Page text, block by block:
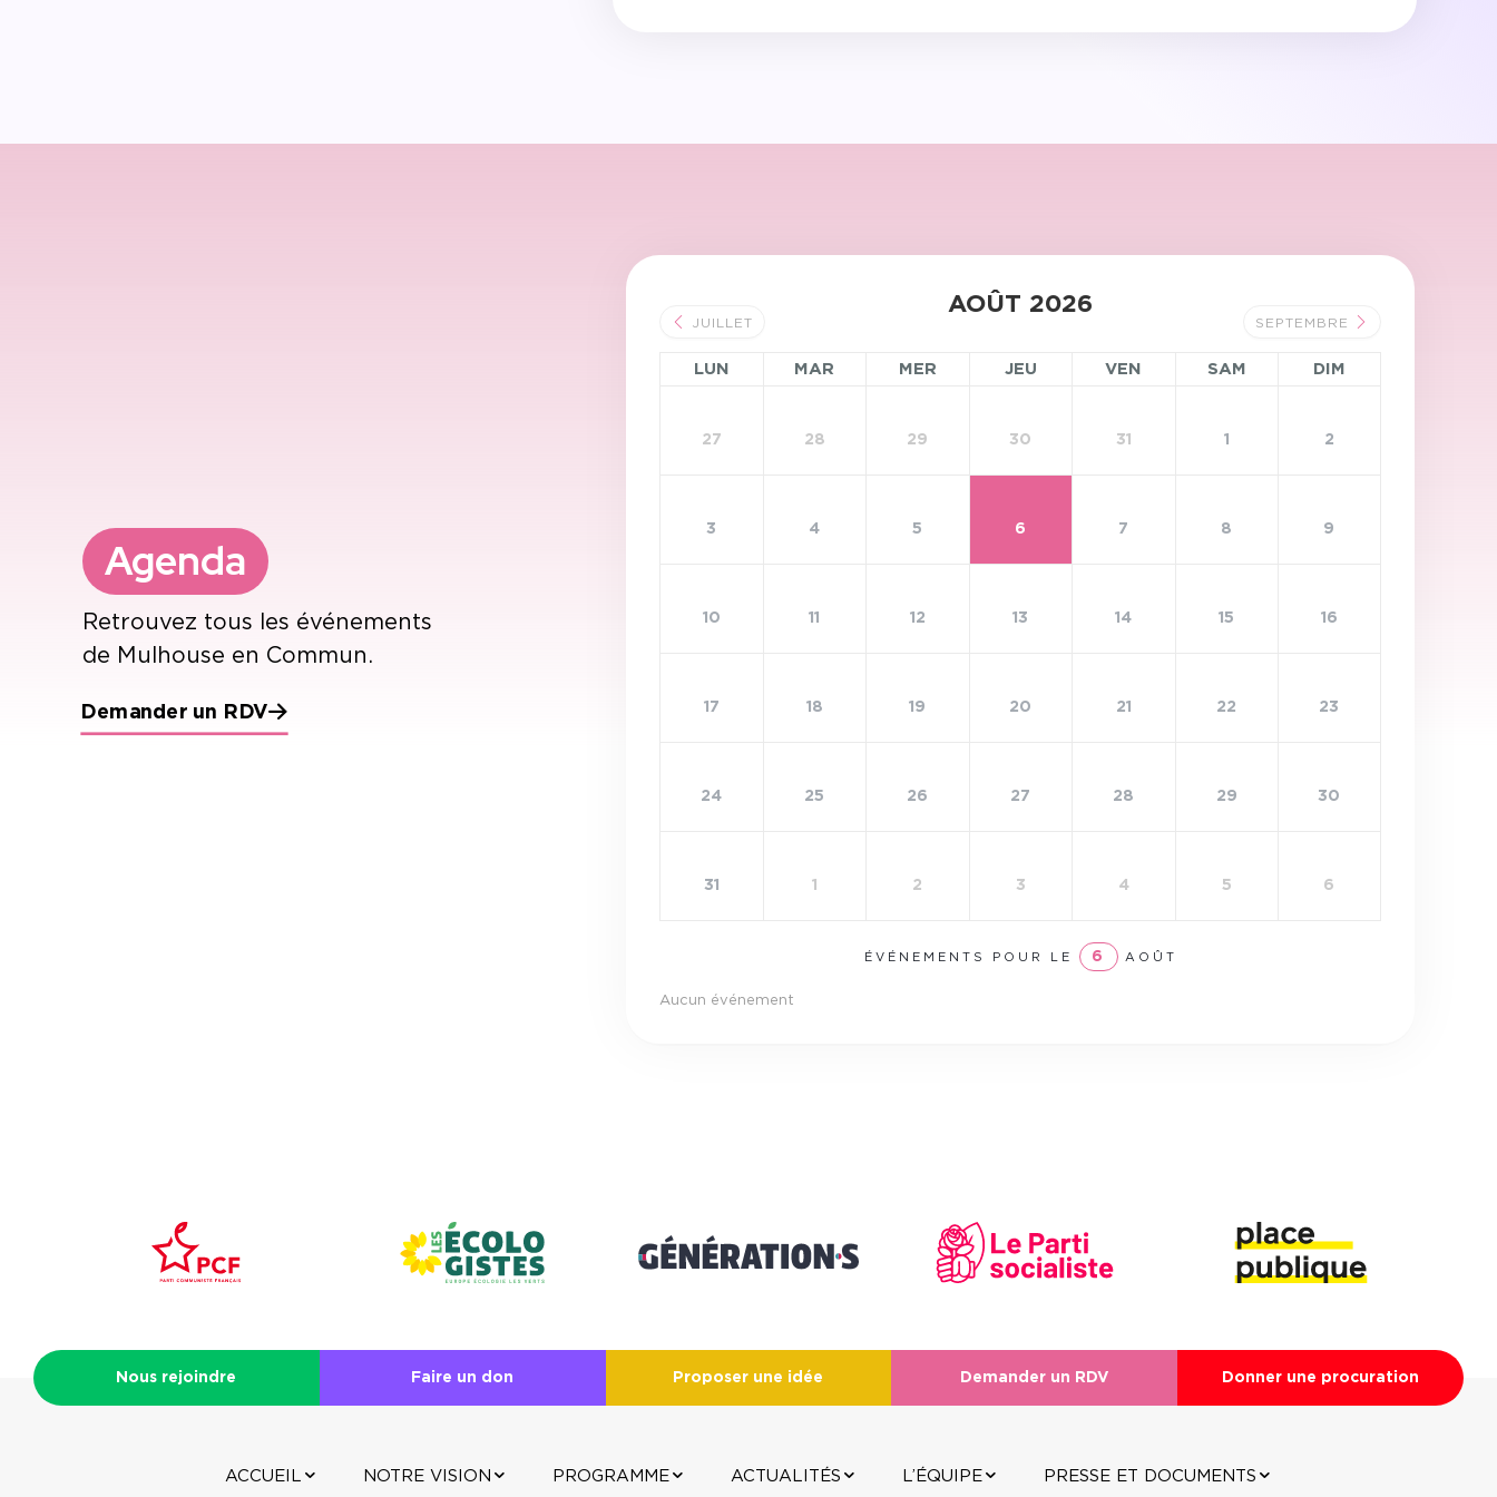
Agenda
Retrouvez tous les événements
de Mulhouse en Commun.
Demander un RDV
JUILLET
AOÛT 2026
SEPTEMBRE
LUN MAR MER JEU VEN SAM DIM
27 28 29 30 31 1 2
3 4 5 6 7 8 9
10 11 12 13 14 15 16
17 18 19 20 21 22 23
24 25 26 27 28 29 30
31 1 2 3 4 5 6
ÉVÉNEMENTS POUR LE 6 AOÛT
Aucun événement
Nous rejoindre Faire un don Proposer une idée Demander un RDV Donner une procuration
ACCUEIL NOTRE VISION PROGRAMME ACTUALITÉS L’ÉQUIPE PRESSE ET DOCUMENTS